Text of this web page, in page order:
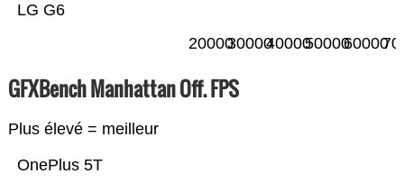
LG G6
2000030000400005000060000
GFXBench Manhattan Off. FPS
Plus élevé = meilleur
OnePlus 5T